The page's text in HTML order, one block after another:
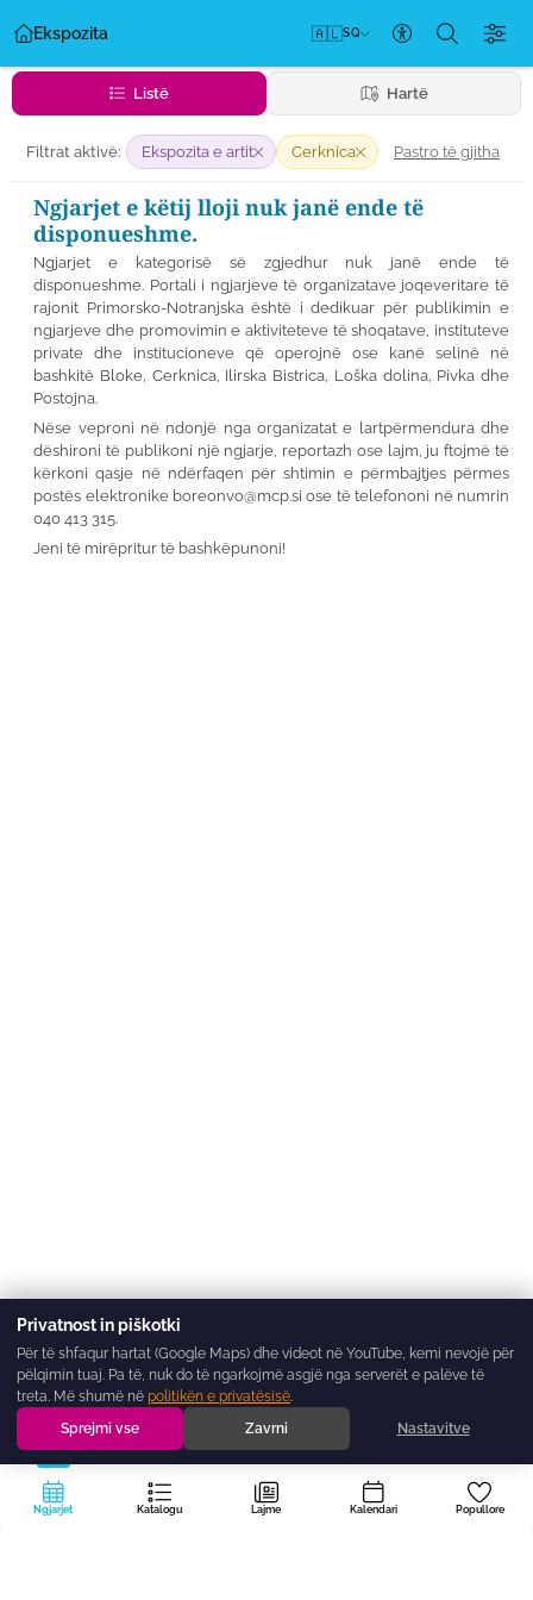
Ekspozita 🇦🇱SQ
Cilësimet e
Ngjarjet Katalogu Lajme Kalendari Popullore
Listë Hartë
Filtrat aktivë: Ekspozita e artit Cerknica Pastro të gjitha
Ngjarjet e këtij lloji nuk janë ende të
disponueshme.
Ngjarjet e kategorisë së zgjedhur nuk janë ende të
disponueshme. Portali i ngjarjeve të organizatave joqeveritare të
rajonit Primorsko-Notranjska është i dedikuar për publikimin e
ngjarjeve dhe promovimin e aktiviteteve të shoqatave, instituteve
private dhe institucioneve që operojnë ose kanë selinë në
bashkitë Bloke, Cerknica, Ilirska Bistrica, Loška dolina, Pivka dhe
Postojna.
Nëse veproni në ndonjë nga organizatat e lartpërmendura dhe
dëshironi të publikoni një ngjarje, reportazh ose lajm, ju ftojmë të
kërkoni qasje në ndërfaqen për shtimin e përmbajtjes përmes
postës elektronike boreonvo@mcp.si ose të telefononi në numrin
040 413 315.
Jeni të mirëpritur të bashkëpunoni!
Privatnost in piškotki
Për të shfaqur hartat (Google Maps) dhe videot në YouTube, kemi nevojë për
pëlqimin tuaj. Pa të, nuk do të ngarkojmë asgjë nga serverët e palëve të
treta. Më shumë në politikën e privatësisë.
Sprejmi vse
Zavrni Nastavitve